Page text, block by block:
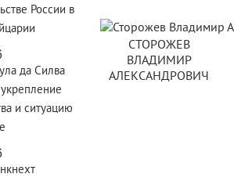
России в
да Силва
и ситуацию
СТОРОЖЕВ
ВЛАДИМИР
АЛЕКСАНДРОВИЧ